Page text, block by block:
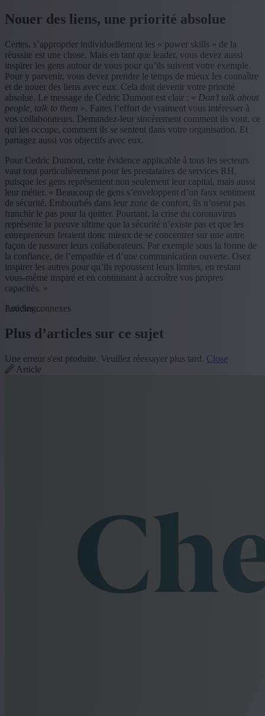
Nouer des liens, une priorité absolue
Certes, s’approprier individuellement les « power skills » de la
réussite est une chose. Mais en tant que leader, vous devez aussi
inspirer les gens autour de vous pour qu’ils suivent votre exemple.
Pour y parvenir, vous devez prendre le temps de mieux les connaître
et de nouer des liens avec eux. Cela doit devenir votre priorité
absolue. Le message de Cedric Dumont est clair : « Don’t talk about
people, talk to them ». Faites l’effort de vraiment vous intéresser à
vos collaborateurs. Demandez-leur sincèrement comment ils vont, ce
qui les occupe, comment ils se sentent dans votre organisation. Et
partagez aussi vos objectifs avec eux.
Pour Cedric Dumont, cette évidence applicable à tous les secteurs
vaut tout particulièrement pour les prestataires de services RH,
puisque les gens représentent non seulement leur capital, mais aussi
leur métier. « Beaucoup de gens s’enveloppent d’un faux sentiment
de sécurité. Embourbés dans leur zone de confort, ils n’osent pas
franchir le pas pour la quitter. Pourtant, la crise du coronavirus
représente la preuve ultime que la sécurité n’existe pas et que les
entrepreneurs feraient donc mieux de se concentrer sur une autre
façon de rassurer leurs collaborateurs. Par exemple sous la forme de
la confiance, de l’empathie et d’une communication ouverte. Osez
inspirer les autres pour qu’ils repoussent leurs limites, en restant
vous-même inspiré et en continuant à accroître vos propres
capacités. »
Loading...
Articles connexes
Plus d’articles sur ce sujet
Une erreur s'est produite. Veuillez réessayer plus tard. Close
Article